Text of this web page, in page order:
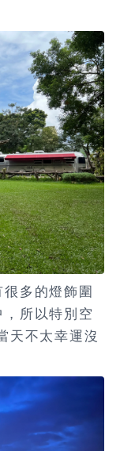
很多的燈飾圍
所以特別空
天不太幸運沒